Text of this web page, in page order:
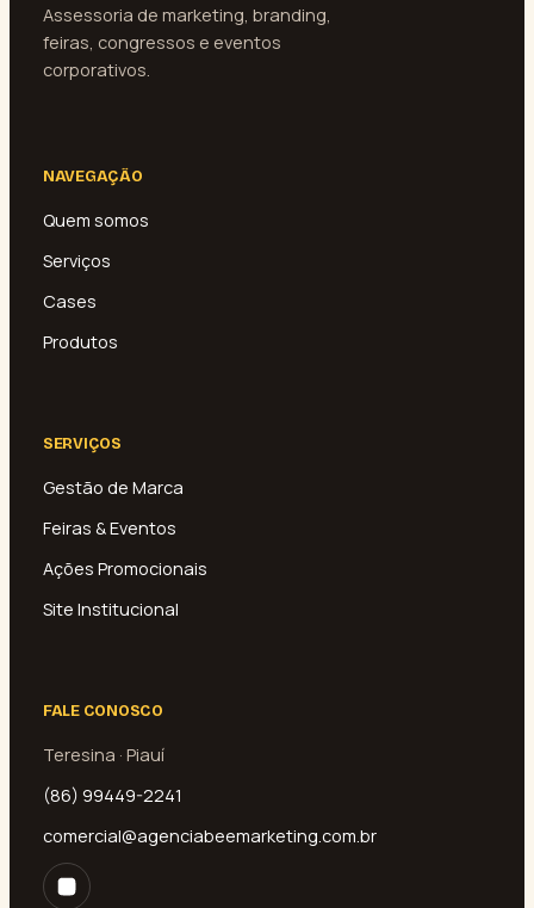
Assessoria de marketing, branding,
feiras, congressos e eventos
corporativos.
NAVEGAÇÃO
Quem somos
Serviços
Cases
Produtos
SERVIÇOS
Gestão de Marca
Feiras & Eventos
Ações Promocionais
Site Institucional
FALE CONOSCO
Teresina · Piauí
(86) 99449-2241
comercial@agenciabeemarketing.com.br